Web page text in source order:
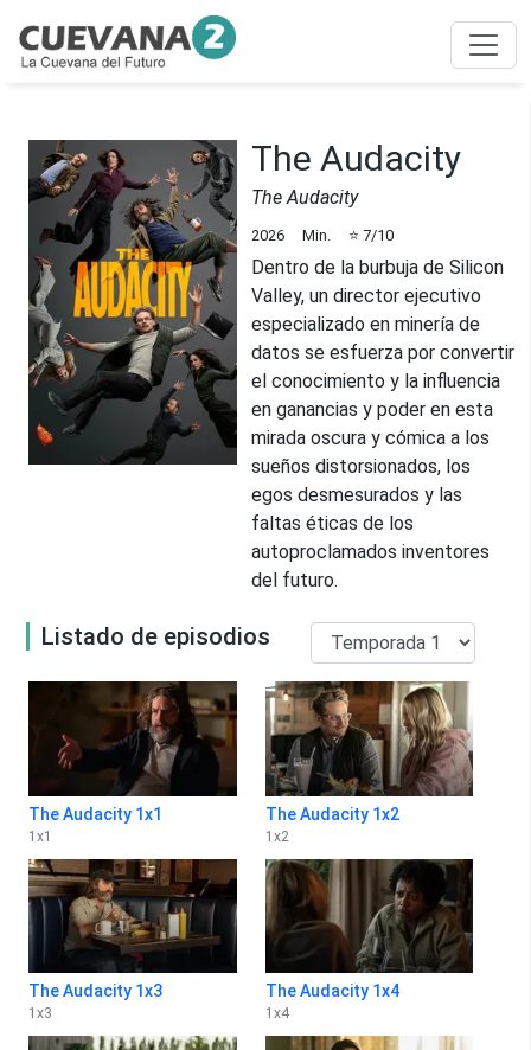
The Audacity
The Audacity
2026 Min. ⭐ 7/10
Dentro de la burbuja de Silicon
Valley, un director ejecutivo
especializado en minería de
datos se esfuerza por convertir
el conocimiento y la influencia
en ganancias y poder en esta
mirada oscura y cómica a los
sueños distorsionados, los
egos desmesurados y las
faltas éticas de los
autoproclamados inventores
del futuro.
Listado de episodios
The Audacity 1x1
1 x1
The Audacity 1x2
1 x2
The Audacity 1x3
1 x3
The Audacity 1x4
1 x4